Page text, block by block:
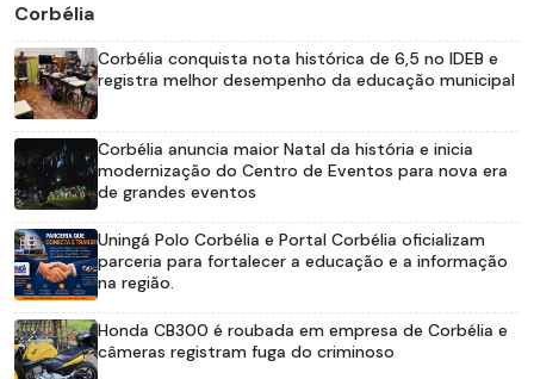
Corbélia
Corbélia conquista nota histórica de 6,5 no IDEB e
registra melhor desempenho da educação municipal
Corbélia anuncia maior Natal da história e inicia
modernização do Centro de Eventos para nova era
de grandes eventos
Uningá Polo Corbélia e Portal Corbélia oficializam
parceria para fortalecer a educação e a informação
na região.
Honda CB300 é roubada em empresa de Corbélia e
câmeras registram fuga do criminoso